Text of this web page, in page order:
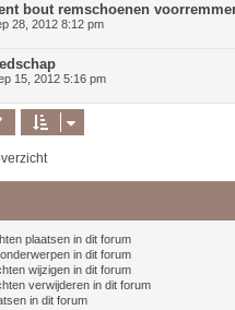
bout remschoenen
28, 2012 8:12 pm
15, 2012 5:16 pm
plaatsen in dit forum
in dit forum
wijzigen in dit forum
verwijderen in dit forum
in dit forum